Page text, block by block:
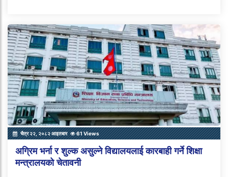
चैत्र २२, २०८२ आइतबार 61 Views
अग्रिम भर्ना र शुल्क असुल्ने विद्यालयलाई कारबाही गर्ने शिक्षा
मन्त्रालयको चेतावनी